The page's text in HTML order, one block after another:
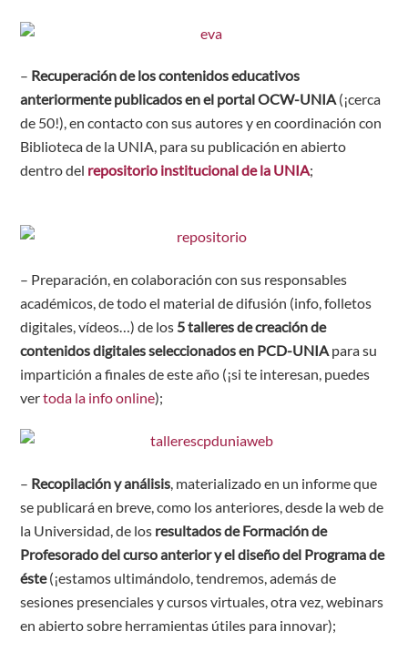
– Recuperación de los contenidos educativos
anteriormente publicados en el portal OCW-UNIA (¡cerca
de 50!), en contacto con sus autores y en coordinación con
Biblioteca de la UNIA, para su publicación en abierto
dentro del repositorio institucional de la UNIA;
– Preparación, en colaboración con sus responsables
académicos, de todo el material de difusión (info, folletos
digitales, vídeos…) de los 5 talleres de creación de
contenidos digitales seleccionados en PCD-UNIA para su
impartición a finales de este año (¡si te interesan, puedes
vertoda la info online);
– Recopilación y análisis , materializado en un informe que
se publicará en breve, como los anteriores, desde la web de
la Universidad, de los resultados de Formación de
Profesorado del curso anterior y el diseño del Programa de
éste(¡estamos ultimándolo, tendremos, además de
sesiones presenciales y cursos virtuales, otra vez, webinars
en abierto sobre herramientas útiles para innovar);